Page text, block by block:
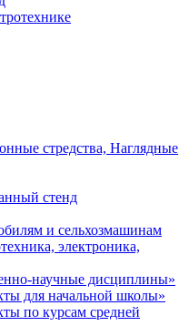
стредства, Наглядные
стенд
и сельхозмашинам
электроника,
научные дисциплины»
для начальной школы»
по курсам средней